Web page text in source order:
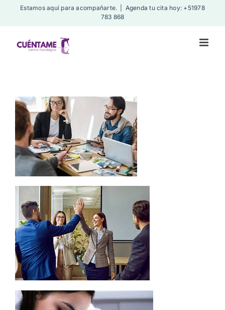
Estamos aquí para acompañarte.
Agenda tu cita hoy: +51978
783 868